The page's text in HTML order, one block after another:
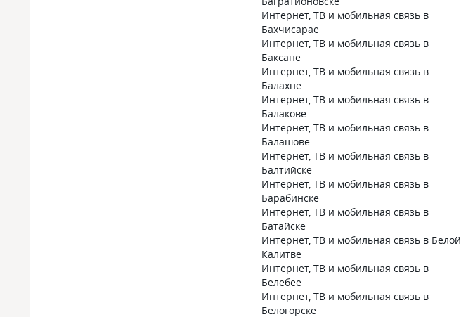
Интернет, ТВ и мобильная связь в
Бахчисарае
Интернет, ТВ и мобильная связь в
Баксане
Интернет, ТВ и мобильная связь в
Балахне
Интернет, ТВ и мобильная связь в
Балакове
Интернет, ТВ и мобильная связь в
Балашове
Интернет, ТВ и мобильная связь в
Балтийске
Интернет, ТВ и мобильная связь в
Барабинске
Интернет, ТВ и мобильная связь в
Батайске
Интернет, ТВ и мобильная связь в Белой
Калитве
Интернет, ТВ и мобильная связь в
Белебее
Интернет, ТВ и мобильная связь в
Белогорске